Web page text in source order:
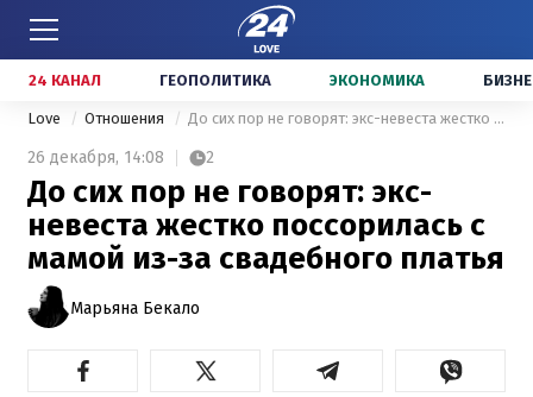
24 КАНАЛ ГЕОПОЛИТИКА ЭКОНОМИКА
Love Отношения До сих пор не говорят: экс-невеста жестко поссорилась с мамой из-за свадебного платья
26 декабря, 14:08 2
До сих пор не говорят: экс-
невеста жестко поссорилась с
мамой из-за свадебного платья
Марьяна Бекало